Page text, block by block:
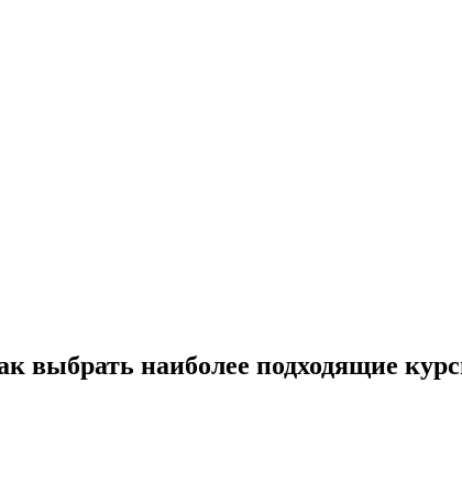
выбрать наиболее подходящие